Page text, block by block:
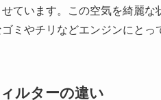
ています。この空気を綺麗
ミやチリなどエンジンにとっ
ルターの違い